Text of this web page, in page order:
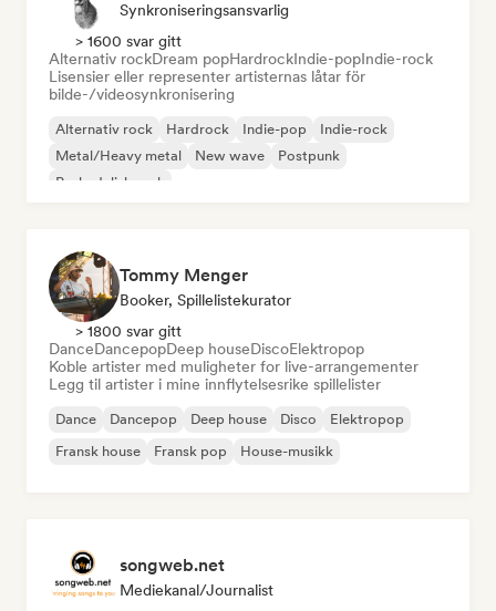
Synkroniseringsansvarlig
> 1600 svar gitt
Alternativ rockDream popHardrockIndie-popIndie-rock
Lisensier eller representer artisternas låtar för
bilde-/videosynkronisering
Alternativ rock Hardrock Indie-pop
Indie-rock
Metal/Heavy metal
New wave
Postpunk
Psykedelisk rock
Tommy Menger
Booker, Spillelistekurator
> 1800 svar gitt
DanceDancepopDeep houseDiscoElektropop
Koble artister med muligheter for live-arrangementer
Legg til artister i mine innflytelsesrike spillelister
Dance Dancepop Deep house Disco
Elektropop
Fransk house
Fransk pop House-musikk
songweb.net
Mediekanal/journalist